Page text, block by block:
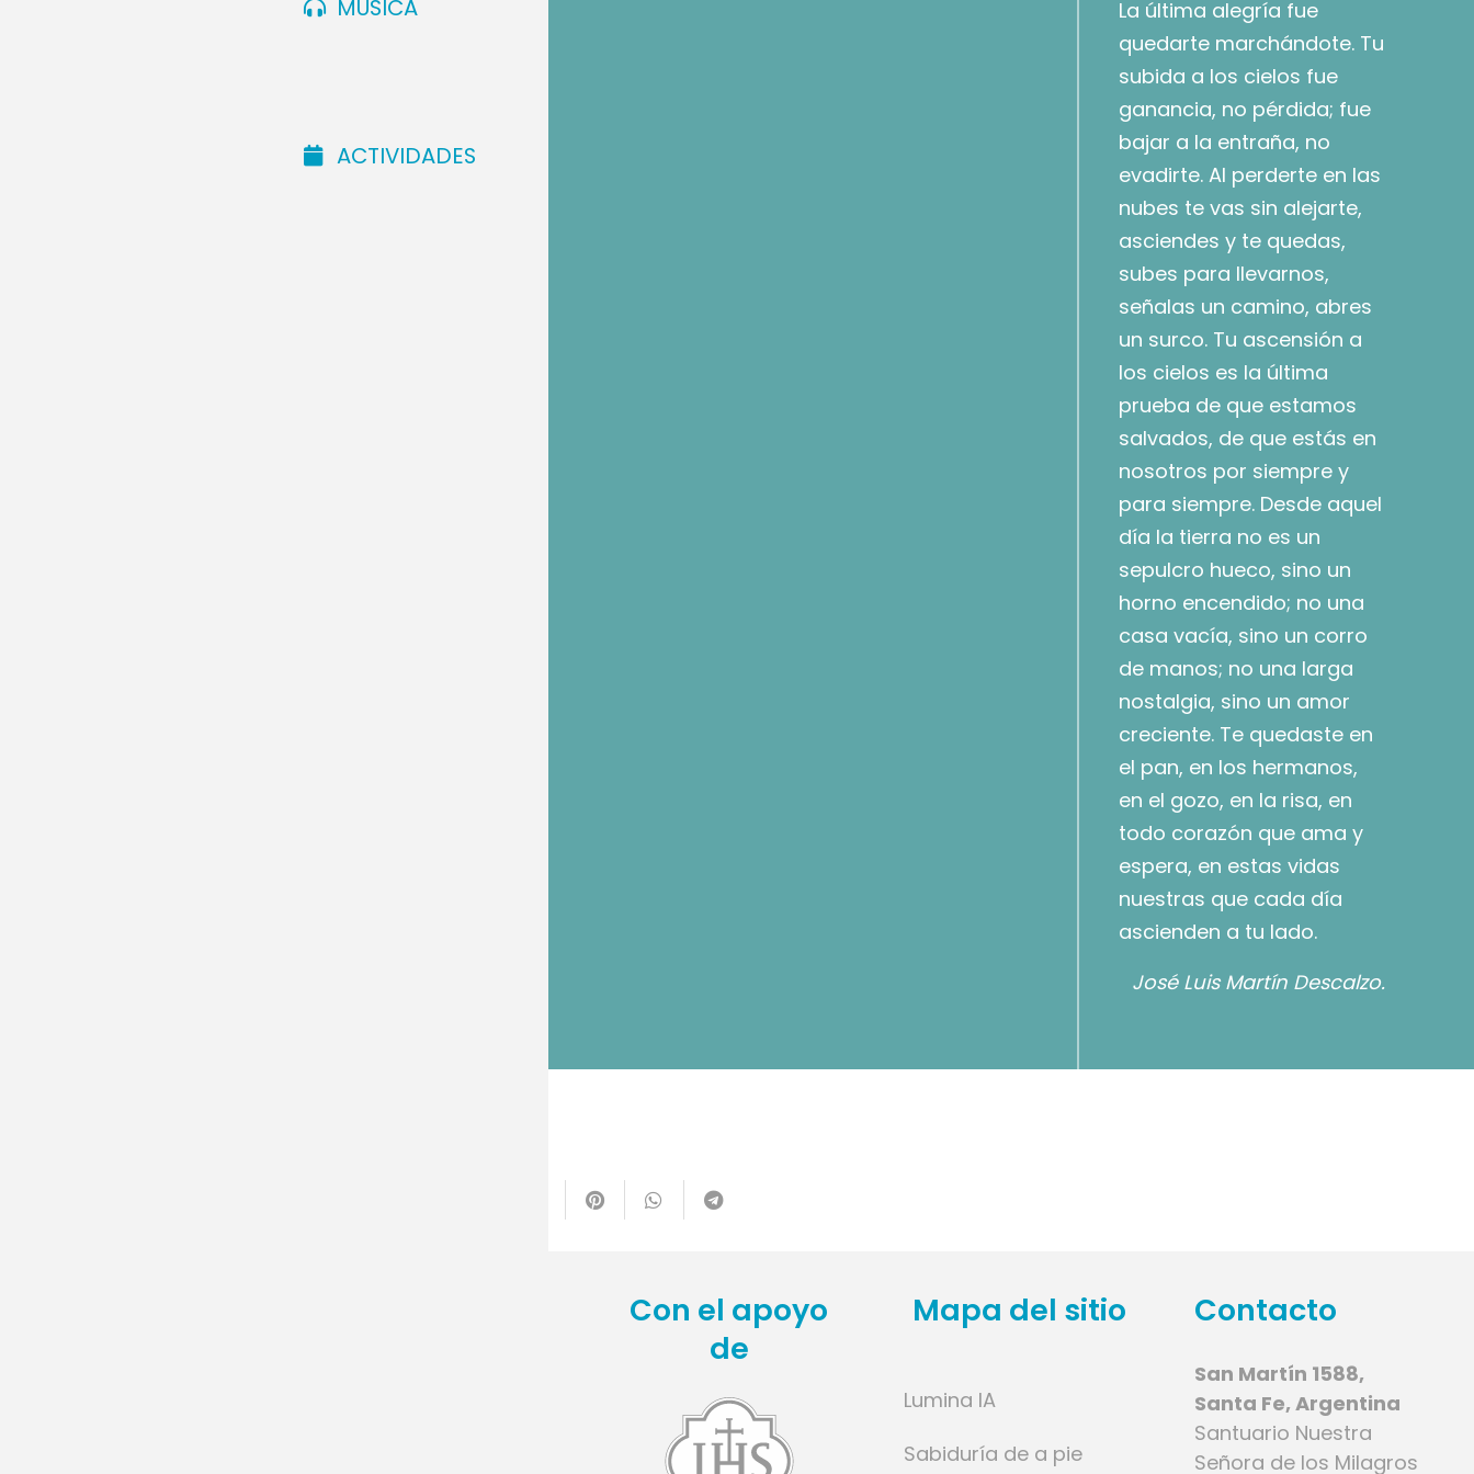
MÚSICA
ACTIVIDADES
La última alegría fue
quedarte marchándote. Tu
subida a los cielos fue
ganancia, no pérdida; fue
bajar a la entraña, no
evadirte. Al perderte en las
nubes te vas sin alejarte,
asciendes y te quedas,
subes para llevarnos,
señalas un camino, abres
un surco. Tu ascensión a
los cielos es la última
prueba de que estamos
salvados, de que estás en
nosotros por siempre y
para siempre. Desde aquel
día la tierra no es un
sepulcro hueco, sino un
horno encendido; no una
casa vacía, sino un corro
de manos; no una larga
nostalgia, sino un amor
creciente. Te quedaste en
el pan, en los hermanos,
en el gozo, en la risa, en
todo corazón que ama y
espera, en estas vidas
nuestras que cada día
ascienden a tu lado.
José Luis Martín Descalzo.
Con el apoyo
de
Mapa del sitio
Lumina IA
Sabiduría de a pie
Contacto
San Martín 1588,
Santa Fe, Argentina
Santuario Nuestra
Señora de los Milagros